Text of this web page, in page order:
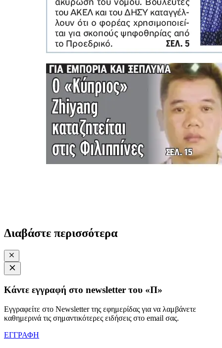
Διαβάστε περισσότερα
Κάντε εγγραφή στο newsletter του «Π»
Εγγραφείτε στο Newsletter της εφημερίδας για να λαμβάνετε
καθημερινά τις σημαντικότερες ειδήσεις στο email σας.
ΕΓΓΡΑΦΗ